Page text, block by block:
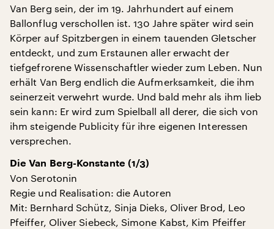
Van Berg sein, der im 19. Jahrhundert auf einem
Ballonflug verschollen ist. 130 Jahre später wird sein
Körper auf Spitzbergen in einem tauenden Gletscher
entdeckt, und zum Erstaunen aller erwacht der
tiefgefrorene Wissenschaftler wieder zum Leben. Nun
erhält Van Berg endlich die Aufmerksamkeit, die ihm
seinerzeit verwehrt wurde. Und bald mehr als ihm lieb
sein kann: Er wird zum Spielball all derer, die sich von
ihm steigende Publicity für ihre eigenen Interessen
versprechen.
Die Van Berg-Konstante (1/3)
Von Serotonin
Regie und Realisation: die Autoren
Mit: Bernhard Schütz, Sinja Dieks, Oliver Brod, Leo
Pfeiffer, Oliver Siebeck, Simone Kabst, Kim Pfeiffer